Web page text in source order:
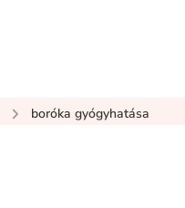
boróka gyógyhatása